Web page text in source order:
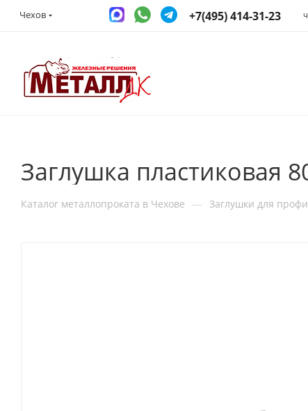
Чехов +7(495) 414-31-23
Заглушка пластиковая
Каталог металлопроката в Чехове — Заглушки для